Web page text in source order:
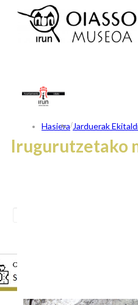
Hasiera/Jarduerak
Irugurutzetako